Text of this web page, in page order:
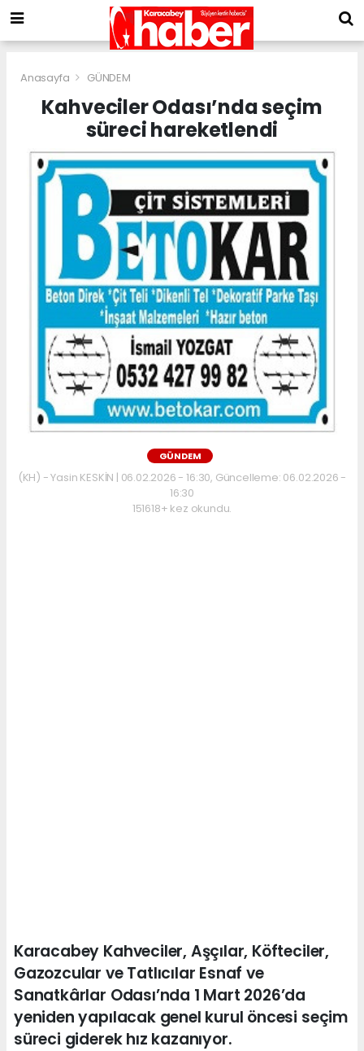
Anasayfa GÜNDEM
Kahveciler Odası’nda seçim
süreci hareketlendi
GÜNDEM
(KH) - Yasin KESKİN | 06.02.2026 - 16:30, Güncelleme: 06.02.2026 -
16:30
151618+ kez okundu.
Karacabey Kahveciler, Aşçılar, Köfteciler,
Gazozcular ve Tatlıcılar Esnaf ve
Sanatkârlar Odası’nda 1 Mart 2026’da
yeniden yapılacak genel kurul öncesi seçim
süreci giderek hız kazanıyor.